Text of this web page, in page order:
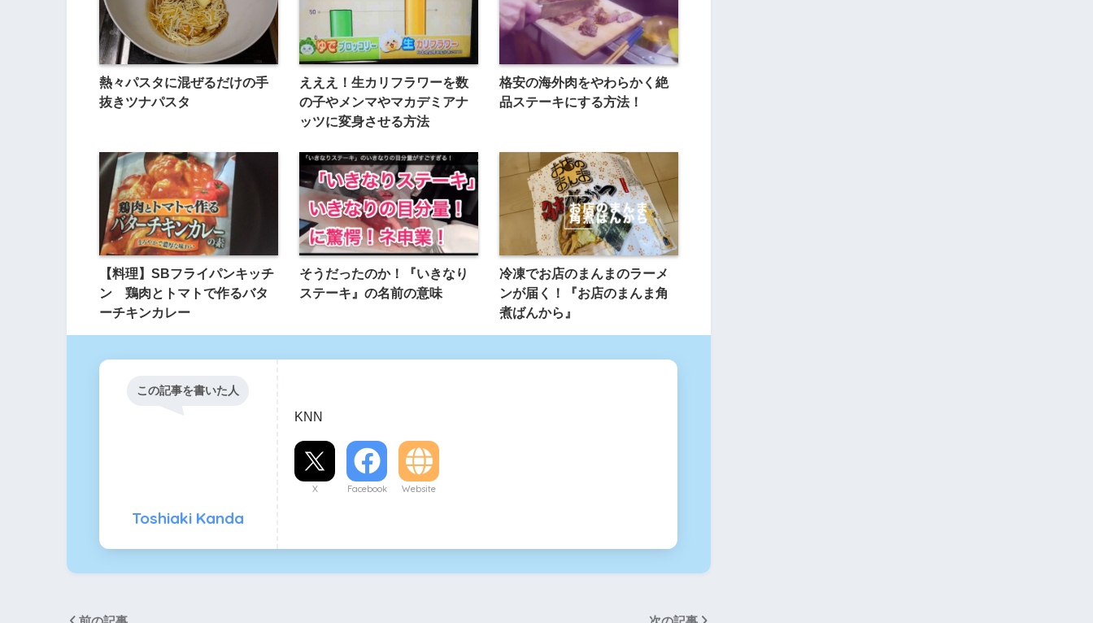
熱々パスタに混ぜるだけの手
抜きツナパスタ
えええ！生カリフラワーを数
の子やメンマやマカデミアナ
ッツに変身させる方法
格安の海外肉をやわらかく絶
品ステーキにする方法！
【料理】SBフライパンキッチ
ン 鶏肉とトマトで作るバタ
ーチキンカレー
そうだったのか！『いきなり
ステーキ』の名前の意味
冷凍でお店のまんまのラーメ
ンが届く！『お店のまんま角
煮ばんから』
この記事を書いた人
Toshiaki Kanda
KNN
X Facebook Website